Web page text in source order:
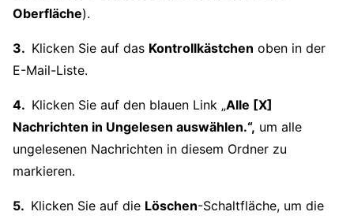
Oberfläche).
Klicken Sie auf das Kontrollkästchen oben in der
E-Mail-Liste.
Klicken Sie auf den blauen Link „Alle [X]
Nachrichten in Ungelesen auswählen.“, um alle
ungelesenen Nachrichten in diesem Ordner zu
markieren.
Klicken Sie auf die Löschen-Schaltfläche, um die